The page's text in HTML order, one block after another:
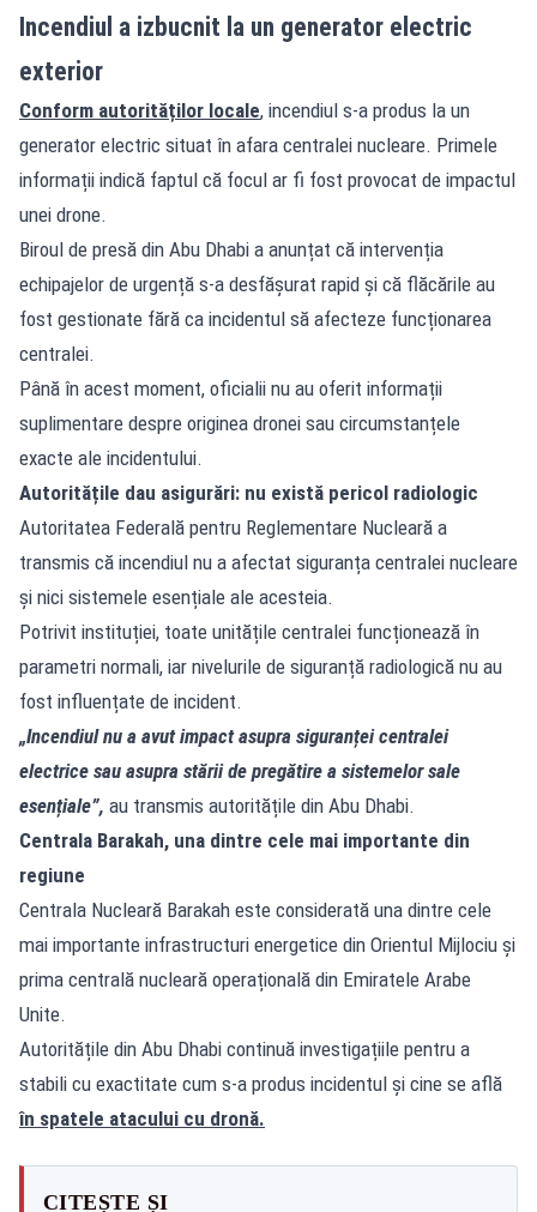
Incendiul a izbucnit la un generator electric
exterior
Conform autorităților locale, incendiul s-a produs la un
generator electric situat în afara centralei nucleare. Primele
informații indică faptul că focul ar fi fost provocat de impactul
unei drone.
Biroul de presă din Abu Dhabi a anunțat că intervenția
echipajelor de urgență s-a desfășurat rapid și că flăcările au
fost gestionate fără ca incidentul să afecteze funcționarea
centralei.
Până în acest moment, oficialii nu au oferit informații
suplimentare despre originea dronei sau circumstanțele
exacte ale incidentului.
Autoritățile dau asigurări: nu există pericol radiologic
Autoritatea Federală pentru Reglementare Nucleară a
transmis că incendiul nu a afectat siguranța centralei nucleare
și nici sistemele esențiale ale acesteia.
Potrivit instituției, toate unitățile centralei funcționează în
parametri normali, iar nivelurile de siguranță radiologică nu au
fost influențate de incident.
„Incendiul nu a avut impact asupra siguranței centralei
electrice sau asupra stării de pregătire a sistemelor sale
esențiale”, au transmis autoritățile din Abu Dhabi.
Centrala Barakah, una dintre cele mai importante din
regiune
Centrala Nucleară Barakah este considerată una dintre cele
mai importante infrastructuri energetice din Orientul Mijlociu și
prima centrală nucleară operațională din Emiratele Arabe
Unite.
Autoritățile din Abu Dhabi continuă investigațiile pentru a
stabili cu exactitate cum s-a produs incidentul și cine se află
în spatele atacului cu dronă.
CITEȘTE ȘI